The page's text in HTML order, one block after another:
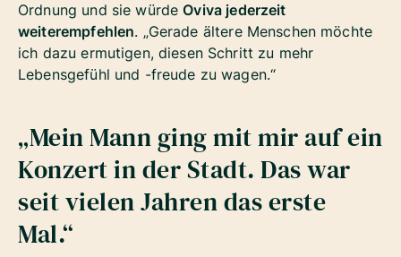
Ordnung und sie würdeOviva jederzeit
weiterempfehlen. „Gerade ältere Menschen möchte
ich dazu ermutigen, diesen Schritt zu mehr
Lebensgefühl und -freude zu wagen.“
„Mein Mann ging mit mir auf ein
Konzert in der Stadt. Das war
seit vielen Jahren das erste
Mal.“